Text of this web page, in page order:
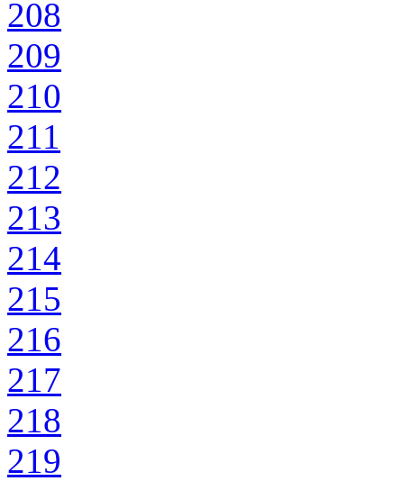
208
209
210
211
212
213
214
215
216
217
218
219